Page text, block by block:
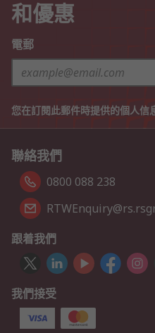
和優惠
電郵
您在訂閱此郵件時提供的個人信
聯絡我們
0800 088 238
跟着我們
我們接受